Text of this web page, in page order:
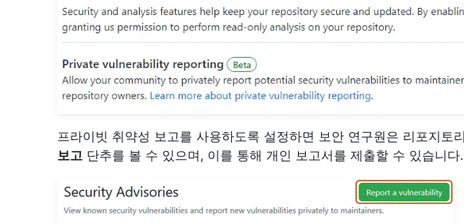
프라이빗 취약성 보고를 사용하도록 설정하면 보안 연구원은 리포지토
보고 단추를 볼 수 있으며, 이를 통해 개인 보고서를 제출할 수 있습니다.